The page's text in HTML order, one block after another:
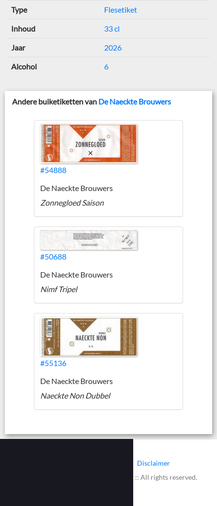
Type Flesetiket
Inhoud 33 cl
Jaar 2026
Alcohol 6
Andere buiketiketten van De Naeckte Brouwers
#54888
De Naeckte Brouwers
Zonnegloed Saison
#50688
De Naeckte Brouwers
Nimf Tripel
#55136
De Naeckte Brouwers
Naeckte Non Dubbel
Disclaimer
© 2002 - 2026 :: www.bieretiketten.nl :: All rights reserved.